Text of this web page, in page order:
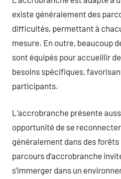
existe généralement des
difficultés, permettant à
mesure. En outre, beaucoup
sont équipés pour accueillir
besoins spécifiques,
participants.
L’accrobranche présente
opportunité de se
généralement dans des forêts
parcours d’accrobranche
s’immerger dans un